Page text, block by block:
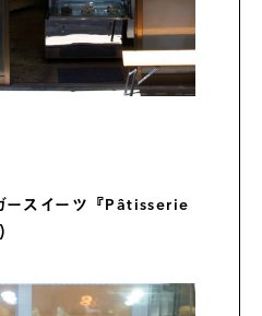
ースイーツ『Pâtisserie